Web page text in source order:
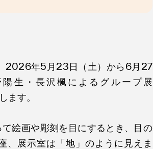
年5⽉23⽇（⼟）から6月27
生・長沢楓によるグループ展
ます。
絵画や彫刻を目にするとき、目の
、展示室は「地」のように見えま